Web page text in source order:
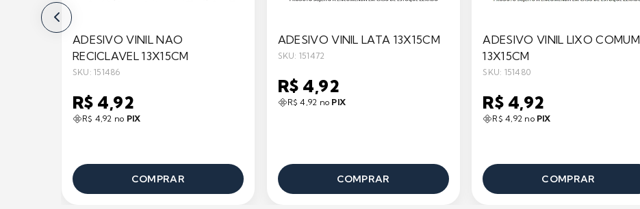
ADESIVO VINIL NAO
RECICLAVEL 13X15CM
SKU: 151486
R$ 4,92
R$ 4,92 no PIX
COMPRAR
ADESIVO VINIL LATA 13X15CM
SKU: 151472
R$ 4,92
R$ 4,92 no PIX
COMPRAR
ADESIVO VINIL LIXO COMUM
13X15CM
SKU: 151480
R$ 4,92
R$ 4,92 no PIX
COMPRAR